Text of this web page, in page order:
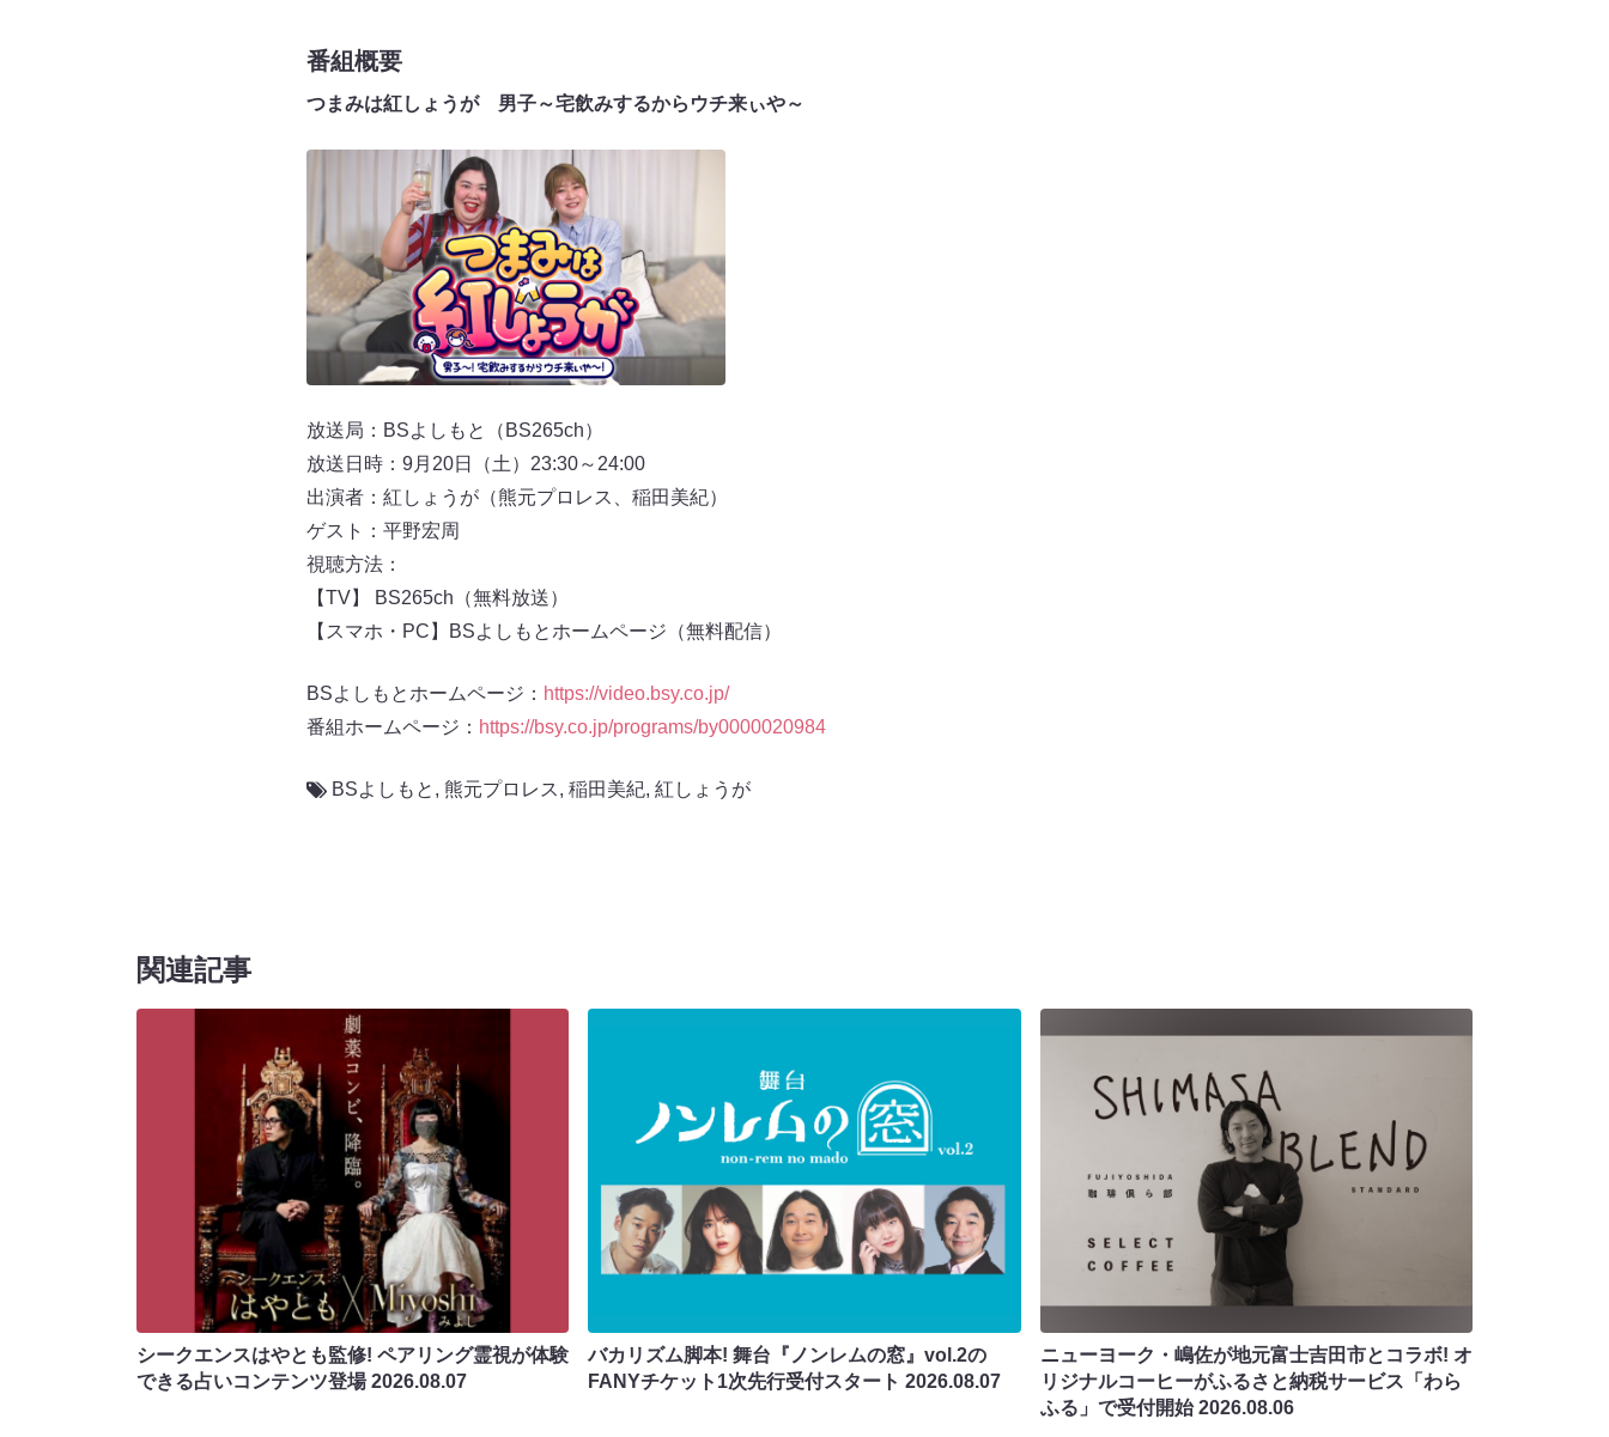
番組概要
つまみは紅しょうが 男子～宅飲みするからウチ来ぃや～
放送局：BSよしもと（BS265ch）
放送日時：9月20日（土）23:30～24:00
出演者：紅しょうが（熊元プロレス、稲田美紀）
ゲスト：平野宏周
視聴方法：
【TV】 BS265ch（無料放送）
【スマホ・PC】BSよしもとホームページ（無料配信）
BSよしもとホームページ： https://video.bsy.co.jp/
番組ホームページ： https://bsy.co.jp/programs/by0000020984
BSよしもと , 熊元プロレス, 稲田美紀, 紅しょうが
関連記事
シークエンスはやとも監修! ペアリング霊視が体験
できる占いコンテンツ登場2026.08.07
バカリズム脚本! 舞台『ノンレムの窓』vol.2の
FANYチケット1次先行受付スタート2026.08.07
ニューヨーク・嶋佐が地元富士吉田市とコラボ! オ
リジナルコーヒーがふるさと納税サービス「わら
ふる」で受付開始2026.08.06